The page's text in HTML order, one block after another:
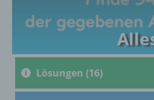
Lösungen (16)
c) Verarbeitung
Verarbeitung ist jeder
Vorgang oder jede
Zusammenhang mit